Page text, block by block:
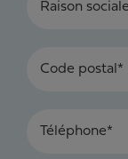
Raison sociale
Code postal*
Téléphone*